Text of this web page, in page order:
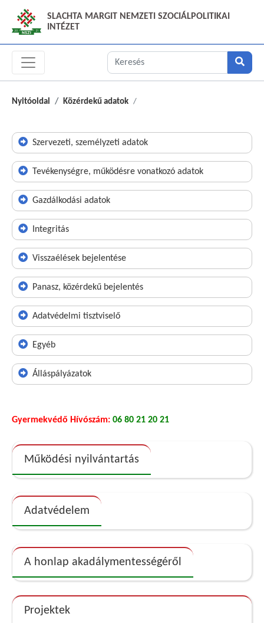
SLACHTA MARGIT NEMZETI SZOCIÁLPOLITIKAI
INTÉZET
Nyitóoldal Közérdekű adatok
Szervezeti, személyzeti adatok
Tevékenységre, működésre vonatkozó adatok
Gazdálkodási adatok
Integritás
Visszaélések bejelentése
Panasz, közérdekű bejelentés
Adatvédelmi tisztviselő
Egyéb
Álláspályázatok
Gyermekvédő Hívószám: 06 80 21 20 21
Működési nyilvántartás
Adatvédelem
A honlap akadálymentességéről
Projektek